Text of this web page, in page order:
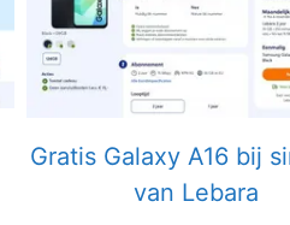
Gratis Galaxy A16 bij
van Lebara